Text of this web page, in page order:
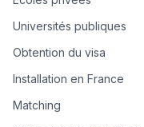
Universités publiques
Obtention du visa
Installation en France
Matching